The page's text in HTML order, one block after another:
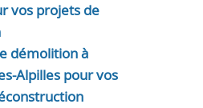
vos projets de
démolition à
Alpilles pour vos